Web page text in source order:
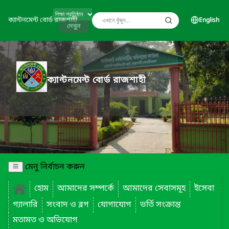
ক্যান্টনমেন্ট বোর্ড রাজশাহী
দেখুন
English
ক্যান্টনমেন্ট বোর্ড রাজশাহী
মেনু নির্বাচন করুন
হোম
আমাদের সম্পর্কে আমাদের সেবাসমূহ
ইসেবা
গ্যালারি
সংবাদ ও ব্লগ যোগাযোগ
ভর্তি সংক্রান্ত
মতামত ও অভিযোগ